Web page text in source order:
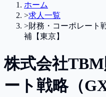
ホーム
>求人一覧
>財務・コーポレート
補【東京】
株式会社TBM
ート戦略（